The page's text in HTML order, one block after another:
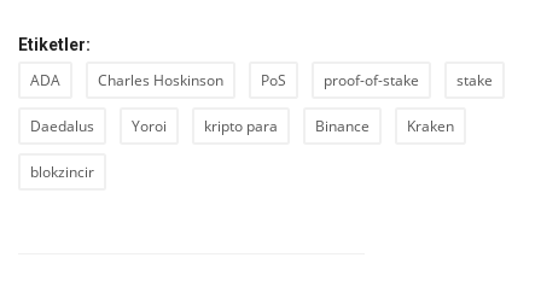
Etiketler:
ADA Charles Hoskinson PoS proof-of-stake stake
Daedalus Yoroi kripto para Binance Kraken
blokzincir